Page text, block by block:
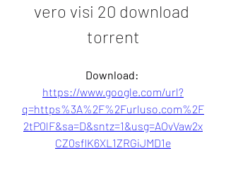
vero visi 20 download
torrent
https://www.google.com/url?
q=https%3A%2F%2Furluso.com%2F
2tP0lF&sa=D&sntz=1&usg=AOvVaw2x
CZ0sflK6XL1ZRGiJMD1e